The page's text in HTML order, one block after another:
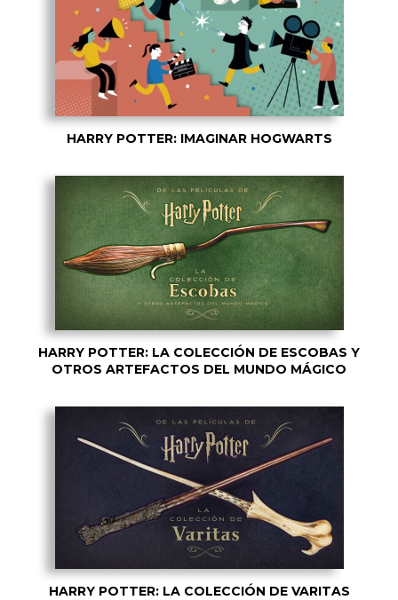
HARRY POTTER: IMAGINAR HOGWARTS
HARRY POTTER: LA COLECCIÓN DE ESCOBAS Y
OTROS ARTEFACTOS DEL MUNDO MÁGICO
HARRY POTTER: LA COLECCIÓN DE VARITAS